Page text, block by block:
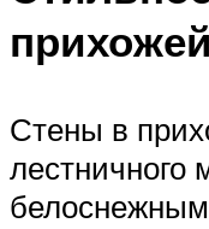
прихожей
Стены в